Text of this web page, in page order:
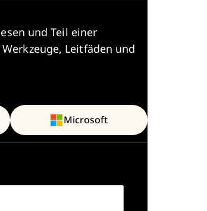
und Teil einer
Leitfäden und
Microsoft